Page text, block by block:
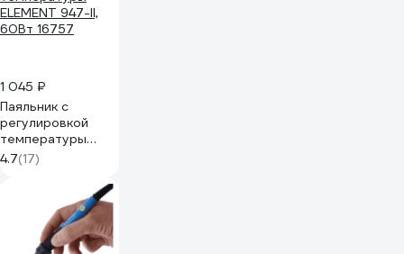
1 045 ₽
Паяльник с
регулировкой
температуры
ELEMENT 947-II,
60Вт 16757
4.7(17)